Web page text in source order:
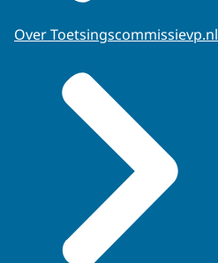
Over Toetsingscommissievp.nl